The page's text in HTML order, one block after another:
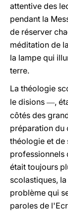
attentive des
pendant la
de réserver
méditation de
la lampe qui
terre.
La théologie
le disions ―,
côtés des
préparation du
théologie et de
professionnels
était toujours
scolastiques, la
problème qui
paroles de